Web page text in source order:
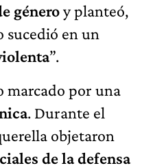
géneroy planteó,
sucedió en un
”.
marcado por una
. Durante el
objetaron
de la defensa